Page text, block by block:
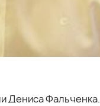
Дениса Фальченка.